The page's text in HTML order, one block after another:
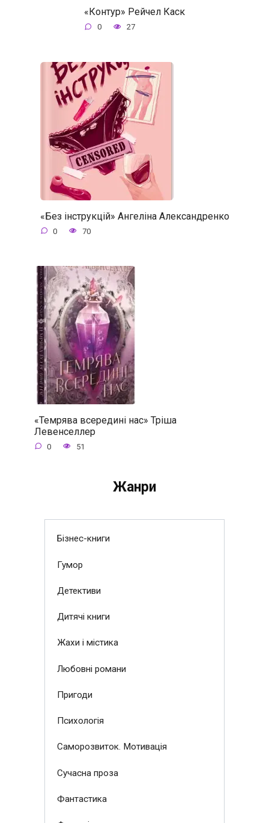
«Контур» Рейчел Каск
0 27
«Без інструкцій» Ангеліна Александренко
0 70
«Темрява всередині нас» Тріша
Левенселлер
0 51
Жанри
Бізнес-книги
Гумор
Детективи
Дитячі книги
Жахи і містика
Любовні романи
Пригоди
Психологія
Саморозвиток. Мотивація
Сучасна проза
Фантастика